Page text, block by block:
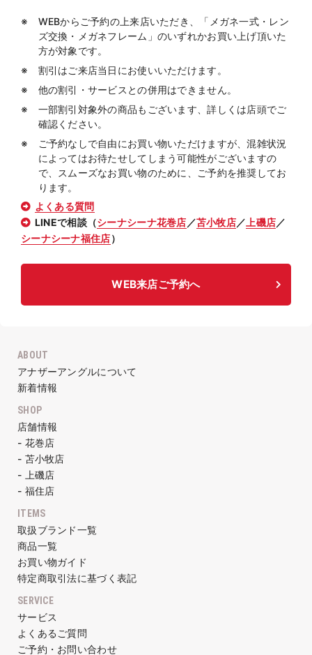
WEBからご予約の上来店いただき、「メガネ一式・レン
ズ交換・メガネフレーム」のいずれかお買い上げ頂いた
方が対象です。
割引はご来店当日にお使いいただけます。
他の割引・サービスとの併用はできません。
一部割引対象外の商品もございます、詳しくは店頭でご
確認ください。
ご予約なしで自由にお買い物いただけますが、混雑状況
によってはお待たせしてしまう可能性がございますの
で、スムーズなお買い物のために、ご予約を推奨してお
ります。
よくある質問
LINEで相談（シーナシーナ花巻店 ／苫小牧店／ 上磯店／
シーナシーナ福住店）
WEB来店ご予約へ
ABOUT
アナザーアングルについて
新着情報
SHOP
店舗情報
- 花巻店
- 苫小牧店
- 上磯店
- 福住店
ITEMS
取扱ブランド一覧
商品一覧
お買い物ガイド
特定商取引法に基づく表記
SERVICE
サービス
よくあるご質問
ご予約・お問い合わせ